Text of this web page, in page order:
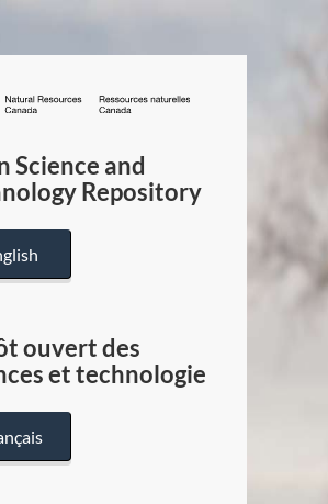
/
Canada
Science and
Repository
ouvert des
et technologie